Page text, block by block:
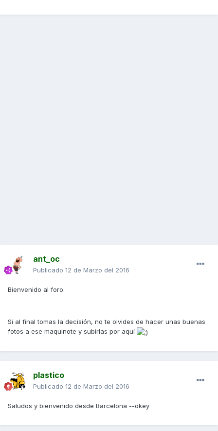
ant_oc
Publicado 12 de Marzo del 2016
Bienvenido al foro.
Si al final tomas la decisión, no te olvides de hacer unas buenas
fotos a ese maquinote y subirlas por aquí
plastico
Publicado 12 de Marzo del 2016
Saludos y bienvenido desde Barcelona --okey